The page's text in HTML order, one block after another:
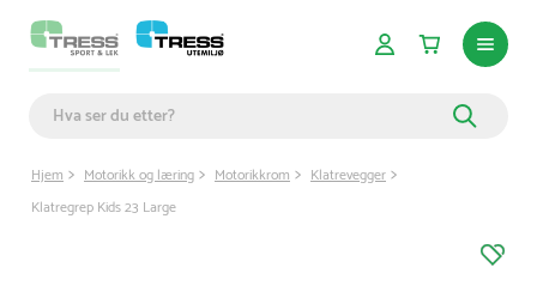
Hjem Motorikk og læring Motorikkrom
Klatrevegger
Klatregrep Kids 23 Large